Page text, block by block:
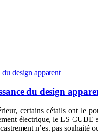
du design
certains détails ont le
électrique, le LS CUBE
n’est pas souhaité